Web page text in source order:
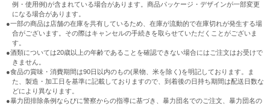
例・使用例)が含まれている場合があります。商品パッケージ・デザインが一部変更
になる場合があります。
●一部の商品は店舗の在庫を共有しているため、在庫が流動的で在庫切れが発生する場
合がございます。その際はキャンセルの手続きを取らせていただくことがございま
す。
●酒類については20歳以上の年齢であることを確認できない場合にはご注文はお受けで
きません。
●食品の賞味・消費期間は90日以内のもの(果物、米を除く)を明記しております。ま
た、製造・加工日を基準に記載しておりますので、到着後の日持ち期間は配送日数な
どにより異なります。
●暴力団排除条例ならびに警察からの指導に基づき、暴力団名でのご注文、暴力団名の